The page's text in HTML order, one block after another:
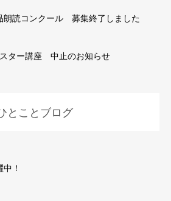
朗読コンクール 募集終了しました
ター講座 中止のお知らせ
とことブログ
！